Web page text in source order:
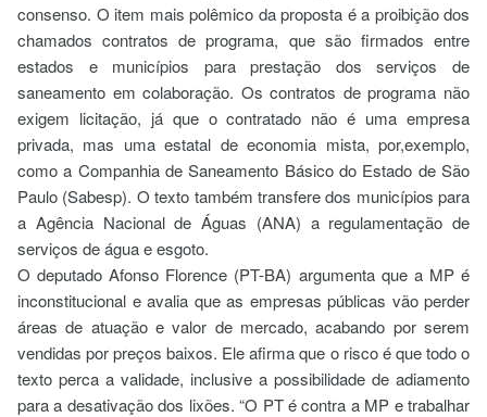
consenso. O item mais polêmico da proposta é a proibição dos
chamados contratos de programa, que são firmados entre
estados e municípios para prestação dos serviços de
saneamento em colaboração. Os contratos de programa não
exigem licitação, já que o contratado não é uma empresa
privada, mas uma estatal de economia mista, por,exemplo,
como a Companhia de Saneamento Básico do Estado de São
Paulo (Sabesp). O texto também transfere dos municípios para
a Agência Nacional de Águas (ANA) a regulamentação de
serviços de água e esgoto.
O deputado Afonso Florence (PT-BA) argumenta que a MP é
inconstitucional e avalia que as empresas públicas vão perder
áreas de atuação e valor de mercado, acabando por serem
vendidas por preços baixos. Ele afirma que o risco é que todo o
texto perca a validade, inclusive a possibilidade de adiamento
para a desativação dos lixões. “O PT é contra a MP e trabalhar